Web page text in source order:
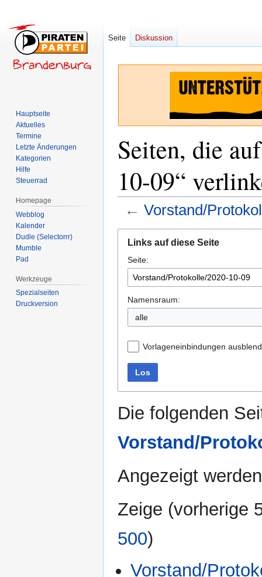
Seiten, die
10-09“
← Vorstand/
Navigation
springen
Suche
springen
Links auf diese Seite
Seite:
Namensraum:
alle
Vorlageneinbindungen
Los
Die folgenden
Vorstand/
Angezeigt
Zeige (vorherige
500)
Vorstand/
Seite Diskussion
Hauptseite
Aktuelles
Termine
Letzte Änderungen
Kategorien
Hilfe
Steuerrad
Homepage
Webblog
Kalender
Dudle (Selectorrr)
Mumble
Pad
Werkzeuge
Spezialseiten
Druckversion